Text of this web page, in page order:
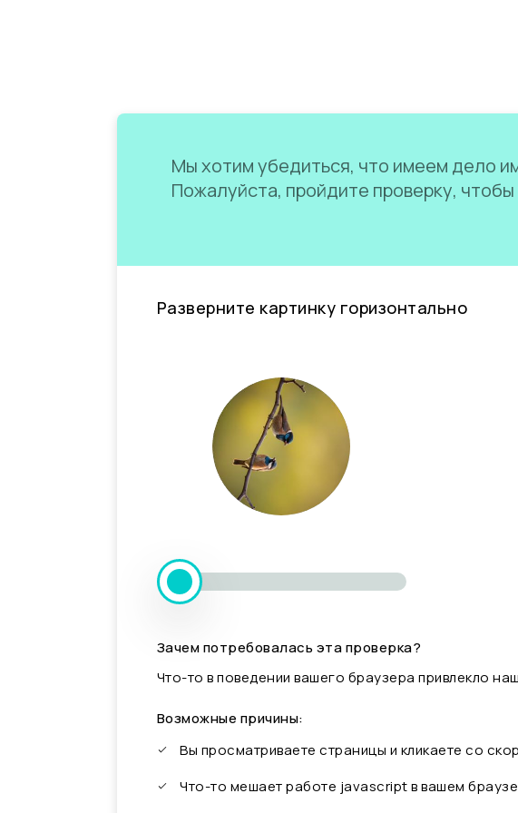
Мы хотим убедиться, что имеем дело
Пожалуйста, пройдите проверку,
Разверните картинку горизонтально
Зачем потребовалась эта проверка?
Что-то в поведении вашего браузера привлекло
Возможные причины:
Вы просматриваете страницы и кликаете со
Что-то мешает работе javascript в вашем